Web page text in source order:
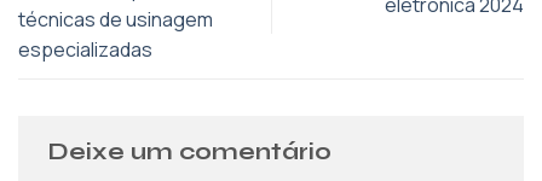
técnicas de usinagem
especializadas
Deixe um comentário